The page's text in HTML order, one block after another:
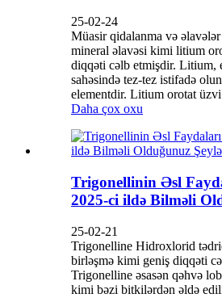
25-02-24
Müasir qidalanma və əlavələr
mineral əlavəsi kimi litium
diqqəti cəlb etmişdir. Litium,
sahəsində tez-tez istifadə
elementdir. Litium orotat
Daha çox oxu
Trigonellinin Əsl
2025-ci ildə Bilməli
25-02-21
Trigonelline Hidroxlorid
birləşmə kimi geniş diqqəti
Trigonelline əsasən qəhvə
kimi bəzi bitkilərdən əldə